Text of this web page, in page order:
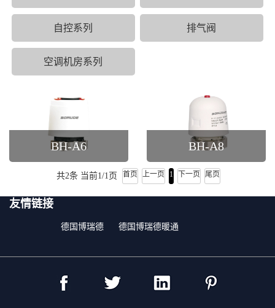
自控系列 排气阀
空调机房系列
BH-A6 BH-A8
共2条 当前1/1页 首页 上一页 1 下一页 尾页
友情链接
德国博瑞德 德国博瑞德暖通